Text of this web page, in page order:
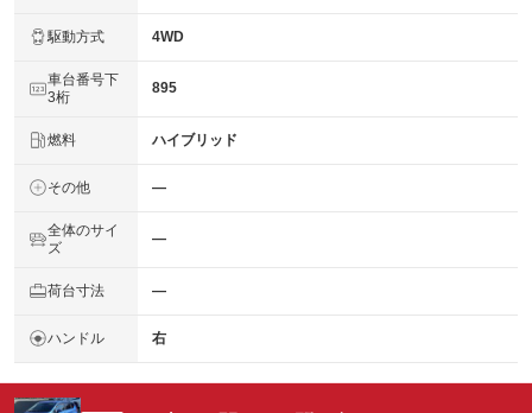
駆動方式 4WD
車台番号下
3桁
895
燃料 ハイブリッド
その他 ―
全体のサイ
ズ
―
荷台寸法 ―
ハンドル 右